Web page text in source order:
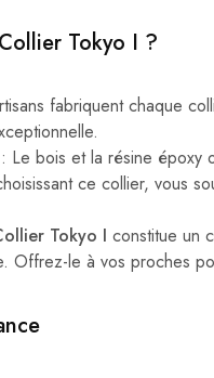
Tokyo I ?
fabriquent chaque
: Le bois et la résine époxy
ce collier, vous
Tokyo I constitue un
Offrez-le à vos proches